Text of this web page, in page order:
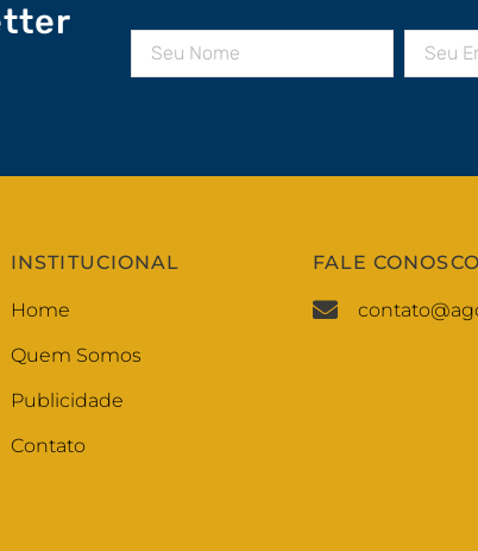
INSTITUCIONAL
Home
Quem Somos
Publicidade
Contato
FALE CONOSCO